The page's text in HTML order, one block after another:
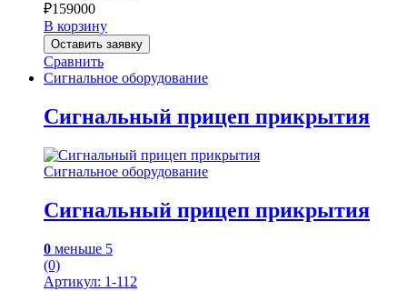
₽159000
В корзину
Оставить заявку
Сравнить
Сигнальное оборудование
Сигнальный прицеп прикрытия
Сигнальное оборудование
Сигнальный прицеп прикрытия
0 меньше 5
(0)
Артикул: 1-112